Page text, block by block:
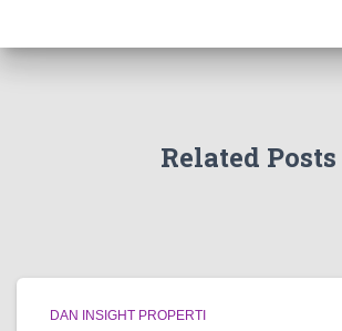
Related Posts
DAN INSIGHT PROPERTI